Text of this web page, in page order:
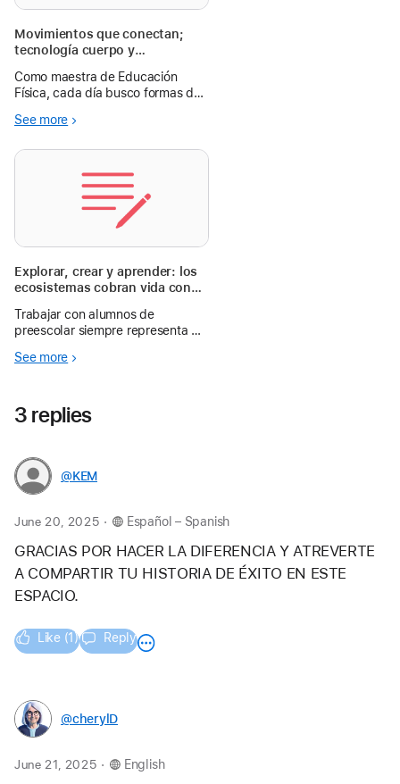
Movimientos que conectan;
tecnología cuerpo y
Como maestra de Educación
Física, cada día busco formas de
superarse. Esta vez, fue
sorprendieron a mi.
See more
Explorar, crear y aprender: los
ecosistemas cobran vida con
Trabajar con alumnos de
preescolar siempre representa un
oportunidad invaluable para
pedagógica, una maestra de
tercer grado.
See more
3 replies
@KEM
June 20, 2025 . Español – Spanish
GRACIAS POR HACER LA DIFERENCIA Y ATREVERTE
A COMPARTIR TU HISTORIA DE ÉXITO EN ESTE
ESPACIO.
Like (1) Reply
@cherylD
June 21, 2025 . English